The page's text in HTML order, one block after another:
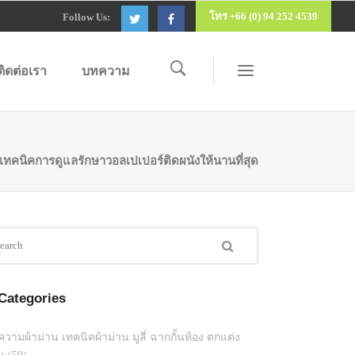
Follow Us: โทร +66 (0) 94 252 4539
ดต่อเรา บทความ
ทคนิคการดูแลรักษาวอลเปเปอร์ติดผนังให้นานที่สุด
วามผ้าม่าน เทคนิคผ้าม่าน มูลี่ ฉากกั้นห้อง ตกแต่ง